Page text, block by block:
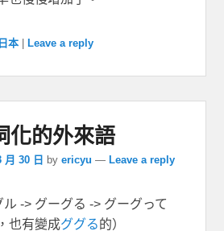
日本 Leave a reply
化的外來語
月 30 日 byericyu —Leave a reply
-> グーグる -> グーグって
也有變成ググる的）